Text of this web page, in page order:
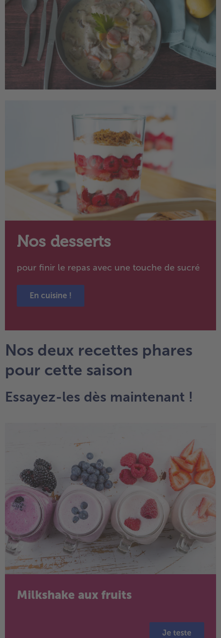
Nos desserts
pour finir le repas avec une touche de sucré
En cuisine !
Nos deux recettes phares
pour cette saison
Essayez-les dès maintenant !
Milkshake aux fruits
Je teste